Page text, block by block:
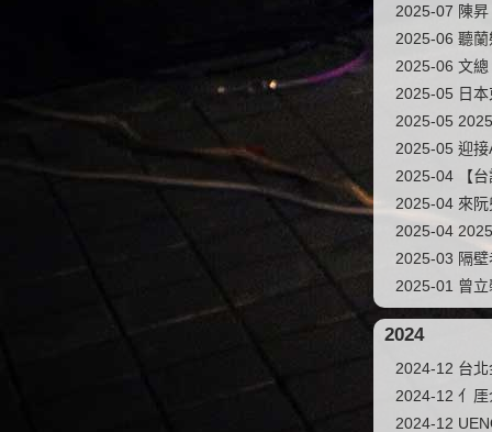
2025-07 陳
2025-06 聽
2025-06 文
2025-05 日
2025-05
2025-05 迎接
2025-04 【
2025-04 來
2025-04
2025-03 隔
2025-01 曾
2024
2024-12 台
2024-12 亻
2024-12